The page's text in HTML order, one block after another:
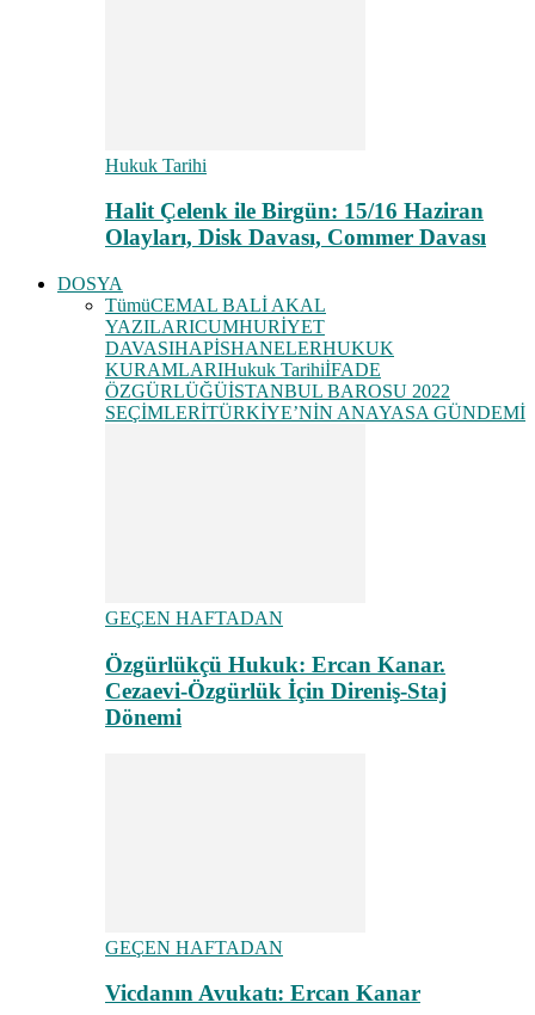
Hukuk Tarihi
Halit Çelenk ile Birgün: 15/16 Haziran
Olayları, Disk Davası, Commer Davası
DOSYA
TümüCEMAL BALİ AKAL
YAZILARICUMHURİYET
DAVASIHAPİSHANELERHUKUK
KURAMLARIHukuk TarihiİFADE
ÖZGÜRLÜĞÜİSTANBUL BAROSU 2022
SEÇİMLERİTÜRKİYE’NİN ANAYASA GÜNDEMİ
GEÇEN HAFTADAN
Özgürlükçü Hukuk: Ercan Kanar.
Cezaevi-Özgürlük İçin Direniş-Staj
Dönemi
GEÇEN HAFTADAN
Vicdanın Avukatı: Ercan Kanar